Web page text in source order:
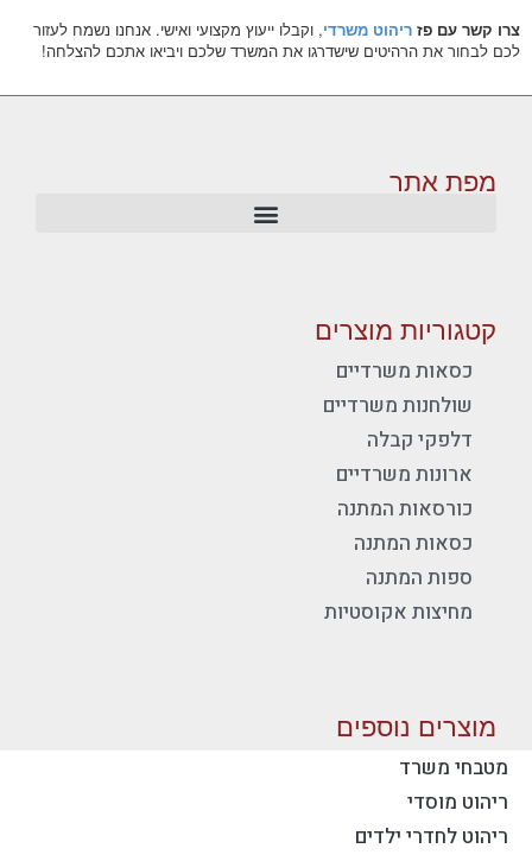
צרו קשר עם פז ריהוט משרדי, וקבלו ייעוץ מקצועי ואישי. אנחנו נשמח לעזור
לכם לבחור את הרהיטים שישדרגו את המשרד שלכם ויביאו אתכם להצלחה!
מפת אתר
קטגוריות מוצרים
כסאות משרדיים
שולחנות משרדיים
דלפקי קבלה
ארונות משרדיים
כורסאות המתנה
כסאות המתנה
ספות המתנה
מחיצות אקוסטיות
מוצרים נוספים
מטבחי משרד
ריהוט מוסדי
ריהוט לחדרי ילדים
יצירת קשר - פז ריהוט משרדי